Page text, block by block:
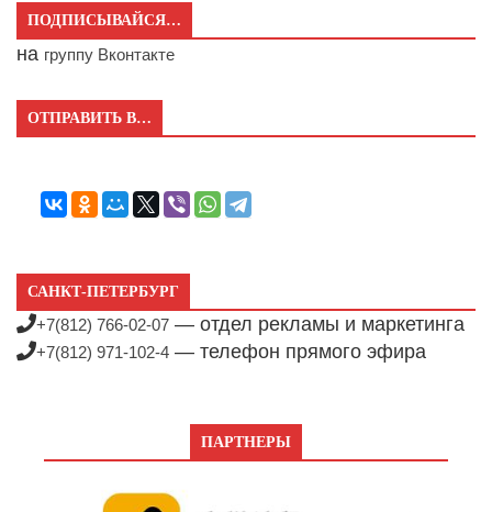
ПОДПИСЫВАЙСЯ…
на группу Вконтакте
ОТПРАВИТЬ В…
САНКТ-ПЕТЕРБУРГ
+7(812) 766-02-07 — отдел рекламы и маркетинга
+7(812) 971-102-4 — телефон прямого эфира
ПАРТНЕРЫ